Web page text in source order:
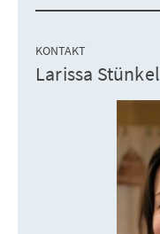
KONTAKT
Larissa Stünkel